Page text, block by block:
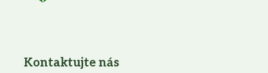
Kontaktujte nás